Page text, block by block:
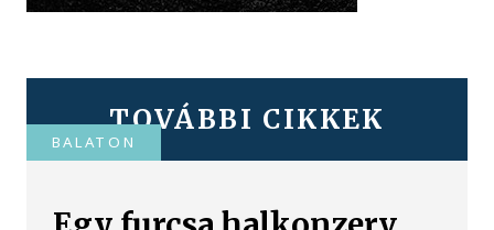
TOVÁBBI CIKKEK
BALATON